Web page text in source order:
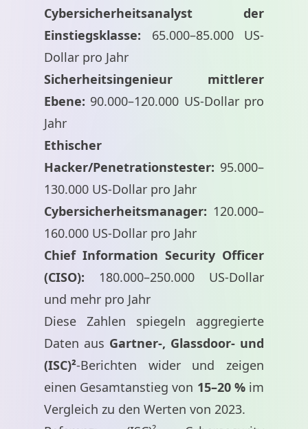
Cybersicherheitsanalyst der
Einstiegsklasse: 65.000–85.000 US-
Dollar pro Jahr
Sicherheitsingenieur mittlerer
Ebene: 90.000–120.000 US-Dollar pro
Jahr
Ethischer
Hacker/Penetrationstester: 95.000–
130.000 US-Dollar pro Jahr
Cybersicherheitsmanager: 120.000–
160.000 US-Dollar pro Jahr
Chief Information Security Officer
(CISO): 180.000–250.000 US-Dollar
und mehr pro Jahr
Diese Zahlen spiegeln aggregierte
Daten aus Gartner-, Glassdoor- und
(ISC)²-Berichten wider und zeigen
einen Gesamtanstieg von 15–20 %im
Vergleich zu den Werten von 2023.